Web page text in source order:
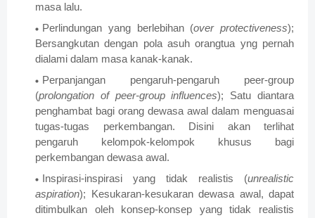
masa lalu.
Perlindungan yang berlebihan (over protectiveness);
Bersangkutan dengan pola asuh orangtua yng pernah
dialami dalam masa kanak-kanak.
Perpanjangan pengaruh-pengaruh peer-group
(prolongation of peer-group influences); Satu diantara
penghambat bagi orang dewasa awal dalam menguasai
tugas-tugas perkembangan. Disini akan terlihat
pengaruh kelompok-kelompok khusus bagi
perkembangan dewasa awal.
Inspirasi-inspirasi yang tidak realistis (unrealistic
aspiration); Kesukaran-kesukaran dewasa awal, dapat
ditimbulkan oleh konsep-konsep yang tidak realistis